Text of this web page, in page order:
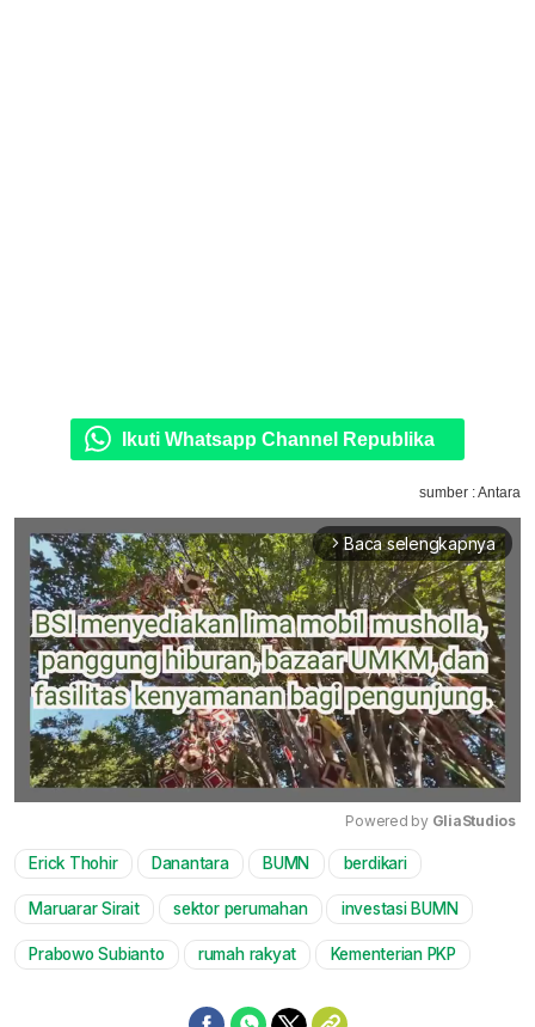
Ikuti Whatsapp Channel Republika
sumber : Antara
arrow_forward_ios Baca selengkapnya
Powered by GliaStudios
Erick Thohir Danantara BUMN berdikari
Maruarar Sirait sektor perumahan investasi BUMN
Prabowo Subianto rumah rakyat Kementerian PKP